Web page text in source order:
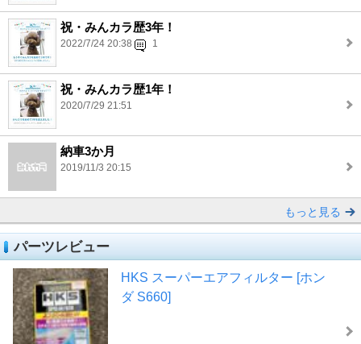
祝・みんカラ歴3年！
2022/7/24 20:38 1
祝・みんカラ歴1年！
2020/7/29 21:51
納車3か月
2019/11/3 20:15
もっと見る
パーツレビュー
HKS スーパーエアフィルター [ホン
ダ S660]